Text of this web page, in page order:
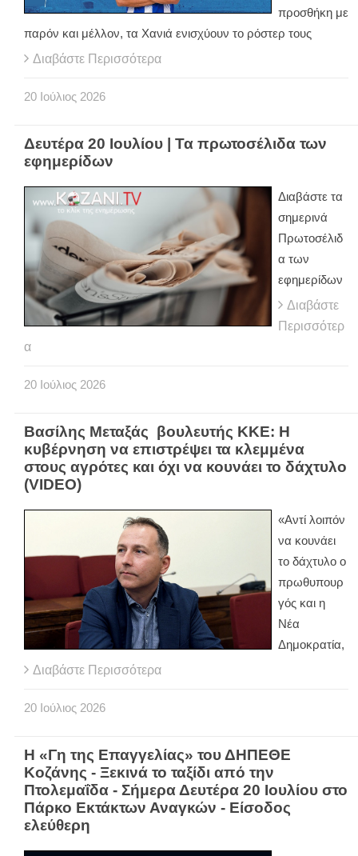
προσθήκη με
παρόν και μέλλον, τα Χανιά ενισχύουν το ρόστερ τους
Διαβάστε Περισσότερα
20 Ιούλιος 2026
Δευτέρα 20 Ιουλίου | Τα πρωτοσέλιδα των
εφημερίδων
Διαβάστε τα
σημερινά
Πρωτοσέλιδ
α των
εφημερίδων
Διαβάστε
Περισσότερ
α
20 Ιούλιος 2026
Βασίλης Μεταξάς βουλευτής ΚΚΕ: Η
κυβέρνηση να επιστρέψει τα κλεμμένα
στους αγρότες και όχι να κουνάει το δάχτυλο
(VIDEO)
«Αντί λοιπόν
να κουνάει
το δάχτυλο ο
πρωθυπουρ
γός και η
Νέα
Δημοκρατία,
Διαβάστε Περισσότερα
20 Ιούλιος 2026
Η «Γη της Επαγγελίας» του ΔΗΠΕΘΕ
Κοζάνης - Ξεκινά το ταξίδι από την
Πτολεμαΐδα - Σήμερα Δευτέρα 20 Ιουλίου στο
Πάρκο Εκτάκτων Αναγκών - Είσοδος
ελεύθερη